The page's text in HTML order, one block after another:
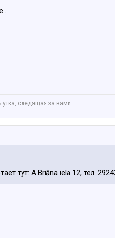
утка, следящая за вами
тут: A.Briāna iela 12, тел.